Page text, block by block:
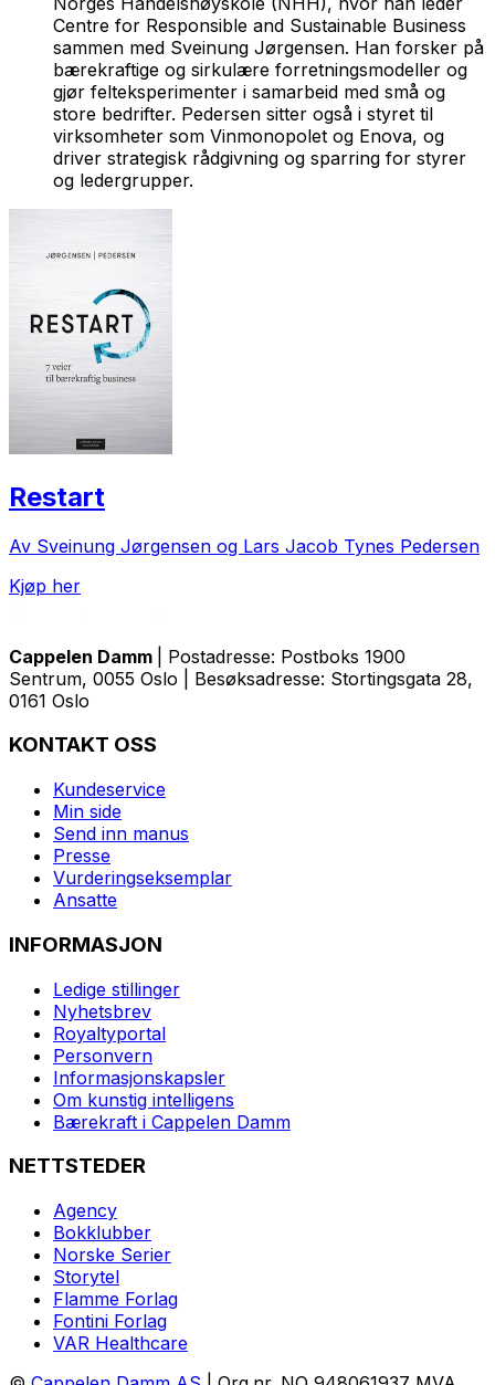
Centre for Responsible and Sustainable Business
sammen med Sveinung Jørgensen. Han forsker på
bærekraftige og sirkulære forretningsmodeller og
gjør felteksperimenter i samarbeid med små og
store bedrifter. Pedersen sitter også i styret til
virksomheter som Vinmonopolet og Enova, og
driver strategisk rådgivning og sparring for styrer
og ledergrupper.
Restart
Av Sveinung Jørgensen og Lars Jacob Tynes Pedersen
Kjøp her
Cappelen Damm
| Postadresse: Postboks 1900
Sentrum, 0055 Oslo | Besøksadresse: Stortingsgata 28,
0161 Oslo
KONTAKT OSS
Kundeservice
Min side
Send inn manus
Presse
Vurderingseksemplar
Ansatte
INFORMASJON
Ledige stillinger
Nyhetsbrev
Royaltyportal
Personvern
Informasjonskapsler
Om kunstig intelligens
Bærekraft i Cappelen Damm
NETTSTEDER
Agency
Bokklubber
Norske Serier
Storytel
Flamme Forlag
Fontini Forlag
VAR Healthcare